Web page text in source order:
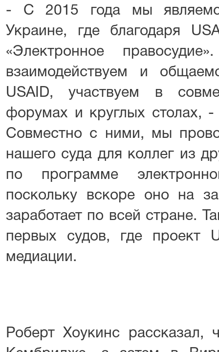
- С 2015 года мы
Украине, где благодаря
«Электронное
взаимодействуем и
USAID, участвуем в
форумах и круглых столах,
Совместно с ними, мы
нашего суда для коллег из
по программе
поскольку вскоре оно на
заработает по всей стране.
первых судов, где проект
медиации.
Роберт Хоукинс рассказал,